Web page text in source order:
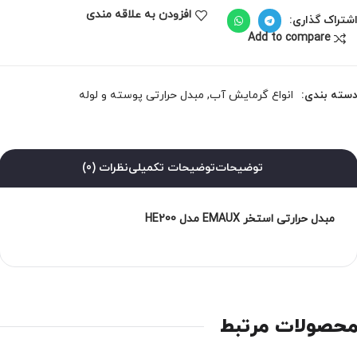
گذاری:
افزودن به علاقه مندی
Add to compare
بندی: انواع گرمایش آب, مبدل حرارتی پوسته و لوله
توضیحاتتوضیحات تکمیلینظرات (0)
مبدل حرارتی استخر EMAUX مدل HE200
مرتبط